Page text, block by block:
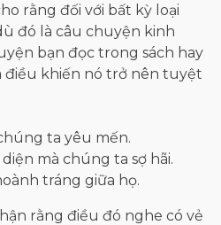
rằng đối với bất kỳ loại
đó là câu chuyện kinh
bạn đọc trong sách hay
điều khiến nó trở nên tuyệt
ta yêu mến.
mà chúng ta sợ hãi.
tráng giữa họ.
rằng điều đó nghe có vẻ